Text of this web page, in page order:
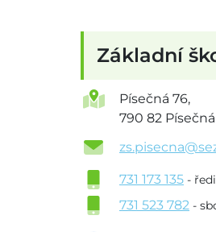
Základní
Písečná 76,
790 82 Písečná
731 173 135 -
731 523 782 -